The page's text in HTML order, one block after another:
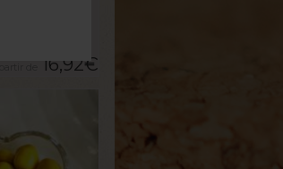
16,92€